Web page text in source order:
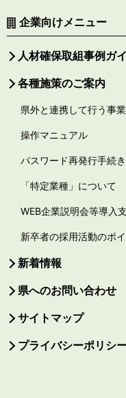
企業向けメニュー
人材確保取組事例ガ
各種施策のご案内
県外と連携して行う事
操作マニュアル
パスワード再発行手続き
「特定業種」について
WEB企業説明会等導入
新卒者の採用活動のポ
新着情報
県へのお問い合わせ
サイトマップ
プライバシーポリシ